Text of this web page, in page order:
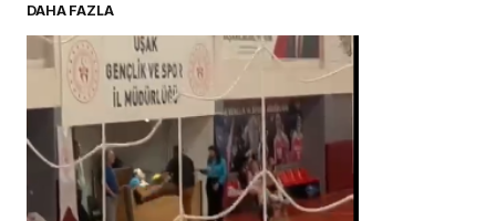
Daha sonraki yorumlarımda kullanılması için
adım, e-posta adresim ve site adresim bu
tarayıcıya kaydedilsin.
YORUM GÖNDER
DAHA FAZLA